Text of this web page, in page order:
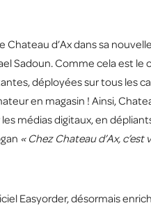
d’Ax dans sa nouvelle
Sadoun. Comme cela est le
déployées sur tous les
en magasin ! Ainsi,
médias digitaux, en
« Chez Chateau d’Ax, c’est
Easyorder, désormais